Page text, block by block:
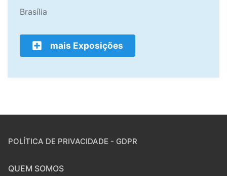
Brasília
mais Exposições
POLÍTICA DE PRIVACIDADE - GDPR
QUEM SOMOS